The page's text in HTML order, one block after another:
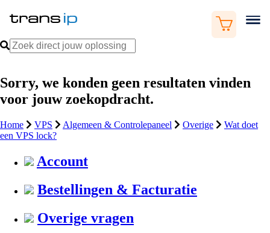
Sorry, we konden geen resultaten vinden
voor jouw zoekopdracht.
Home VPS Algemeen & Controlepaneel Overige
Wat doet
een VPS lock?
Account
Bestellingen & Facturatie
Overige vragen